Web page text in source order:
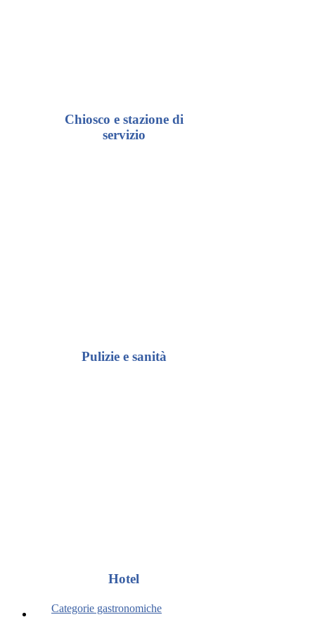
Chiosco e stazione di
servizio
Pulizie e sanità
Hotel
Categorie gastronomiche